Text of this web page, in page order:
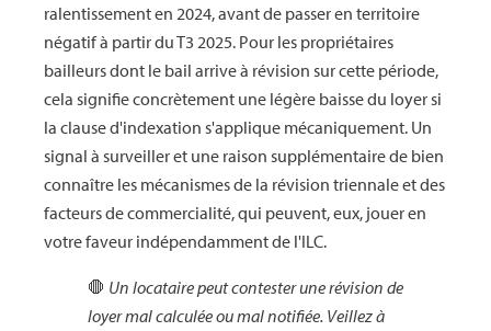
ralentissement en 2024, avant de passer en territoire
négatif à partir du T3 2025. Pour les propriétaires
bailleurs dont le bail arrive à révision sur cette période,
cela signifie concrètement une légère baisse du loyer si
la clause d'indexation s'applique mécaniquement. Un
signal à surveiller et une raison supplémentaire de bien
connaître les mécanismes de la révision triennale et des
facteurs de commercialité, qui peuvent, eux, jouer en
votre faveur indépendamment de l'ILC.
🛑 Un locataire peut contester une révision de
loyer mal calculée ou mal notifiée. Veillez à